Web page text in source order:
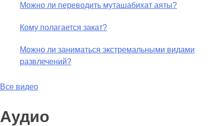
Можно ли переводить муташабихат аяты?
Кому полагается закат?
Можно ли заниматься экстремальными видами
развлечений?
Все видео
Аудио